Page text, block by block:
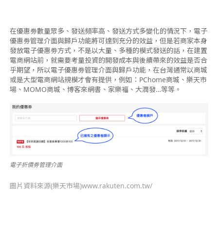
在優惠劵數量眾多、發送頻率高、發送方式多變化的情況下，電子
優惠劵管理介面與歸戶功能將可達到充分的效益，但是若商家本身
發放電子優惠劵方式，不是以大量、多種的模式發送的話，在建置
電商網站前，就需要考量投資的開發成本與後續帶來的效益是否合
乎期望，所以電子優惠劵管理介面與歸戶功能，在台灣通常以商城
或是大型電商網站規模才會有提供，例如：PChome商城、樂天市
場、MOMO商城、博客來網書、家樂福、大潤發…等等。
電子折價劵管理介面
圖片資料來源(樂天市場)www.rakuten.com.tw/